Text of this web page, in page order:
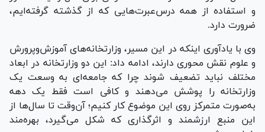
و استفاده از همه درس‌عبرت‌هایی که از گذشته گرفته‌ایم،
ضرورت دارد.
وی با یادآوری اینکه در این مسیر، وزارتخانه‌های آموزش‌وپرورش
و علوم نقش محوری دارند، ادامه داد: این دو وزارتخانه در ابعاد
مختلف نباید تضعیف شوند چرا که جامعه‌ای به وسعت یک
وزارتخانه را پوشش می‌دهند و کافی است فقط یک دهه
به‌صورت متمرکز روی این موضوع کار کنیم؛ آن‌وقت تا سال‌ها از
این منبع ارزشمند و اثرگذاری که شکل می‌گیرد، بهره‌مند